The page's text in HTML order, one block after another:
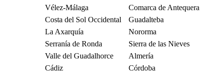
Vélez-Málaga
Comarca de Antequera
Costa del Sol Occidental
Guadalteba
La Axarquía
Nororma
Serranía de Ronda
Sierra de las Nieves
Valle del Guadalhorce
Almería
Cádiz
Córdoba